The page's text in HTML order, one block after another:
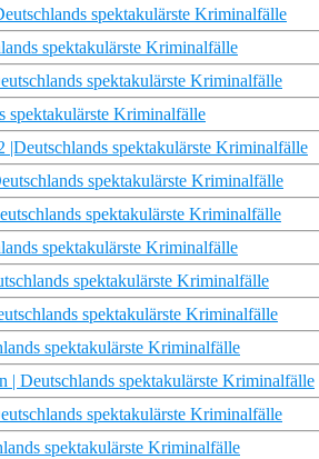
spektakulärste Kriminalfälle
spektakulärste Kriminalfälle
spektakulärste Kriminalfälle
spektakulärste Kriminalfälle
spektakulärste Kriminalfälle
spektakulärste Kriminalfälle
spektakulärste Kriminalfälle
spektakulärste Kriminalfälle
spektakulärste Kriminalfälle
spektakulärste Kriminalfälle
spektakulärste Kriminalfälle
Deutschlands spektakulärste Kriminalfälle
spektakulärste Kriminalfälle
spektakulärste Kriminalfälle